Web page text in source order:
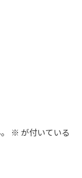
※ が付いている